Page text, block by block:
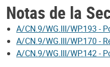
Notas de la
A/CN.9/WG.III/WP.193 -
A/CN.9/WG.III/WP.170 -
A/CN.9/WG.III/WP.142 -